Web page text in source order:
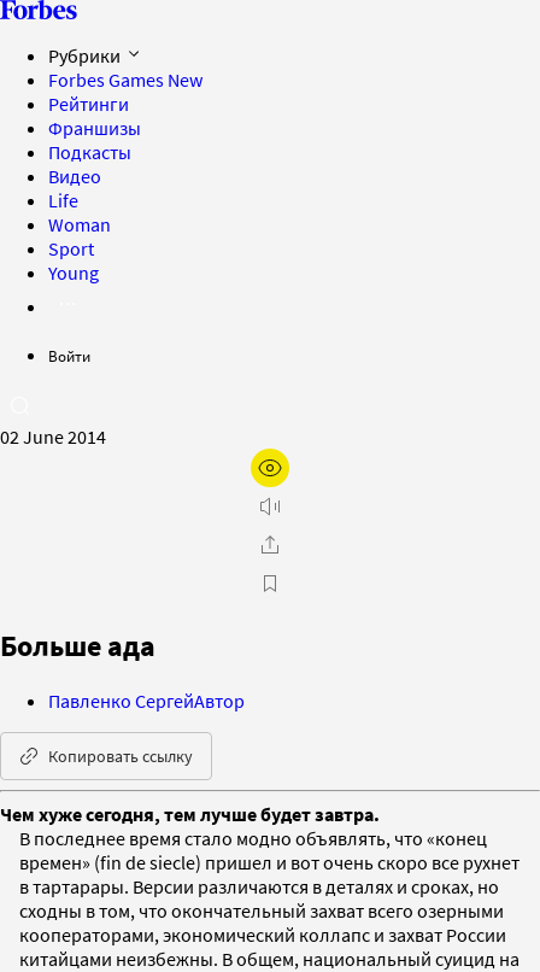
Рубрики
Forbes Games New
Рейтинги
Франшизы
Подкасты
Видео
Life
Woman
Sport
Young
Войти
02 June 2014
Больше ада
Павленко СергейАвтор
Копировать ссылку
Чем хуже сегодня, тем лучше будет завтра.
В последнее время стало модно объявлять, что «конец
времен» (fin de siecle) пришел и вот очень скоро все рухнет
в тартарары. Версии различаются в деталях и сроках, но
сходны в том, что окончательный захват всего озерными
кооператорами, экономический коллапс и захват России
китайцами неизбежны. В общем, национальный суицид на